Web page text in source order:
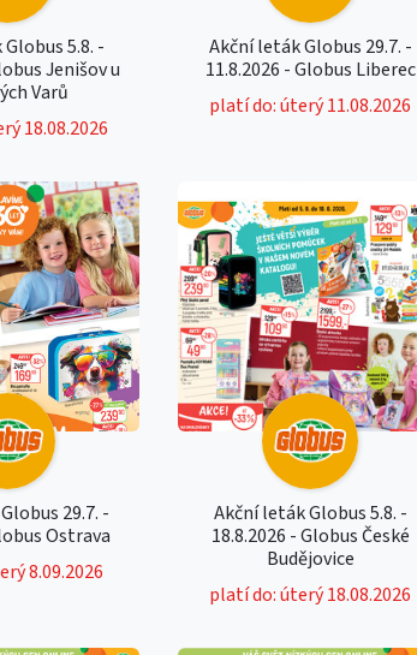
5.8. -
Jenišov u
Varů
18.08.2026
Akční leták Globus 29.7. -
11.8.2026 - Globus Liberec
platí do: úterý 11.08.2026
29.7. -
Ostrava
8.09.2026
Akční leták Globus 5.8. -
18.8.2026 - Globus České
Budějovice
platí do: úterý 18.08.2026